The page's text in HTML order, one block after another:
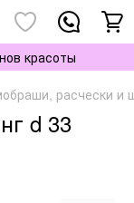
красоты
расчески и
d 33